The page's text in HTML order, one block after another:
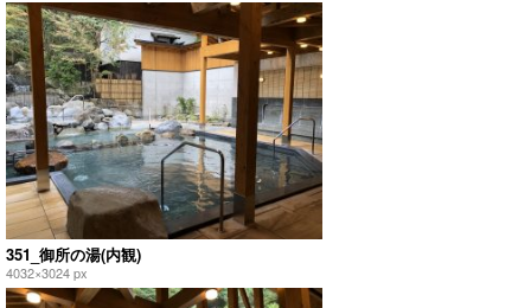
351_御所の湯(内観)
4032×3024 px